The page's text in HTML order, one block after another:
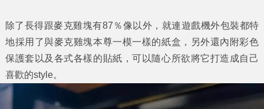
除了長得跟麥克雞塊有87％像以外，就連遊戲機外包裝都特
地採用了與麥克雞塊本尊一模一樣的紙盒，另外還內附彩色
保護套以及各式各樣的貼紙，可以隨心所欲將它打造成自己
喜歡的style。